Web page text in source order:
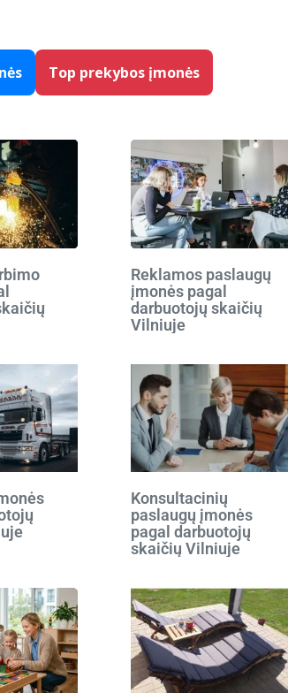
Top prekybos įmonės
Reklamos paslaugų
įmonės pagal
darbuotojų skaičių
Vilniuje
Konsultacinių
paslaugų įmonės
pagal darbuotojų
skaičių Vilniuje